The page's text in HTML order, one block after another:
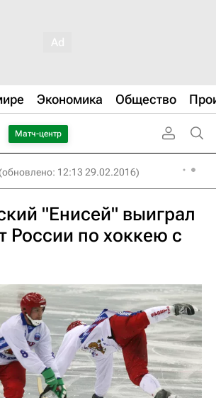
Экономика Общество
Матч-центр
(обновлено: 12:13 29.02.2016)
"Енисей" выиграл
России по хоккею с